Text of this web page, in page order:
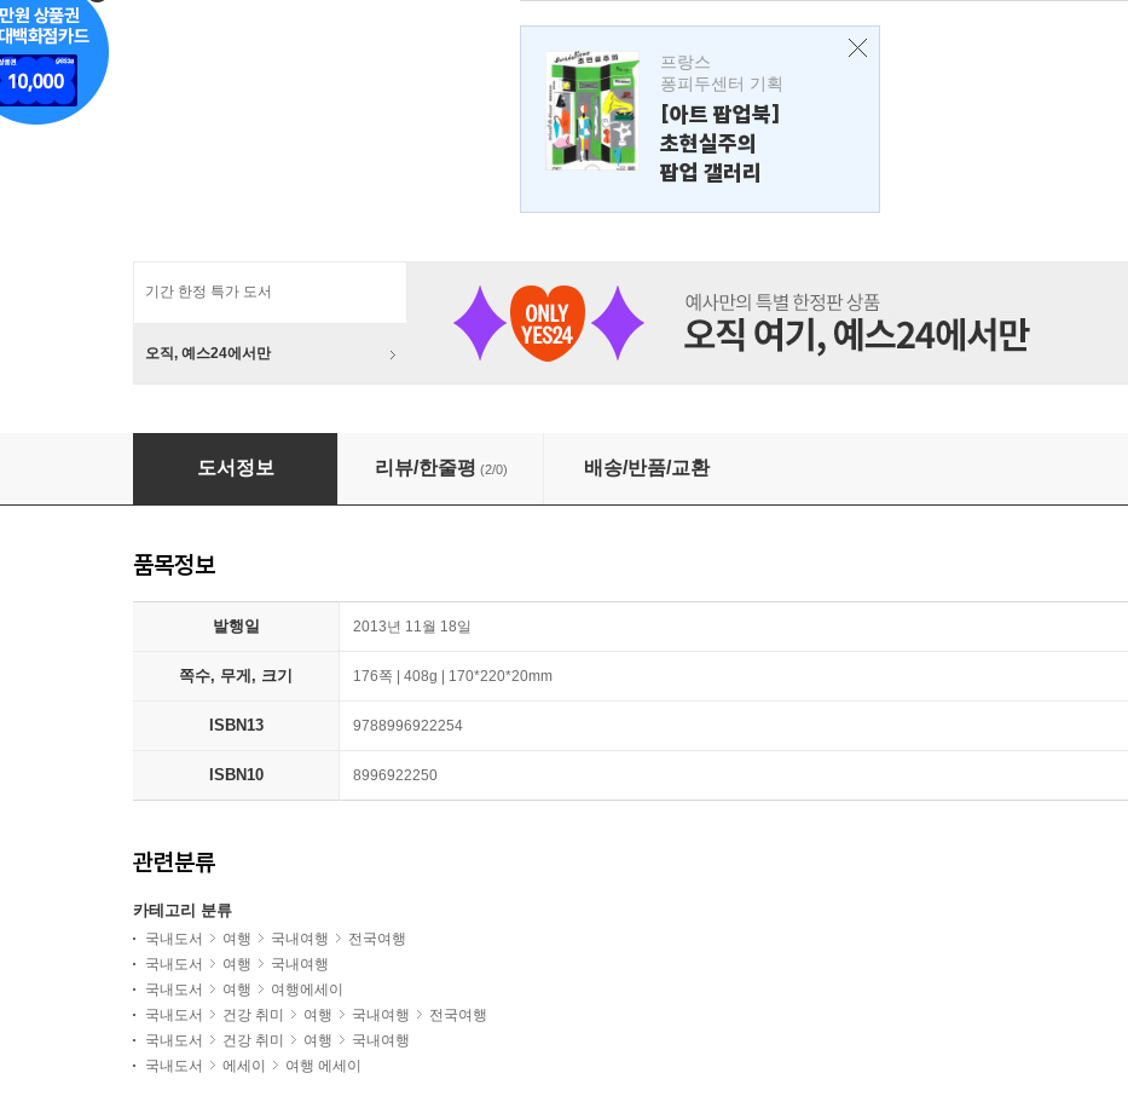
프랑스
퐁피두센터 기획
[아트 팝업북]
초현실주의
팝업 갤러리
기간 한정 특가 도서
오직, 예스24에서만
섬에서 섬으로 바다백리길을 걷다
도서정보 리뷰/한줄평 (2/0) 배송/반품/교환
품목정보
발행일 2013년 11월 18일
쪽수, 무게, 크기 176쪽 | 408g | 170*220*20mm
ISBN13 9788996922254
ISBN10 8996922250
관련분류
카테고리 분류
국내도서 여행 국내여행
전국여행
국내도서
여행
국내여행
국내도서
여행
여행에세이
국내도서
건강 취미 여행 국내여행
전국여행
국내도서
건강 취미 여행
국내여행
국내도서
에세이 여행 에세이